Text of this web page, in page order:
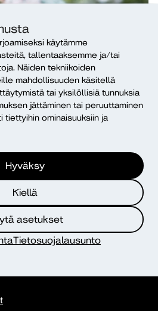
käytämme
tallentaaksemme ja/tai
Näiden tekniikoiden
mahdollisuuden käsitellä
tai yksilöllisiä tunnuksia
jättäminen tai peruuttaminen
tiettyihin ominaisuuksiin ja
Hyväksy
Kiellä
asetukset
Tietosuojalausunto